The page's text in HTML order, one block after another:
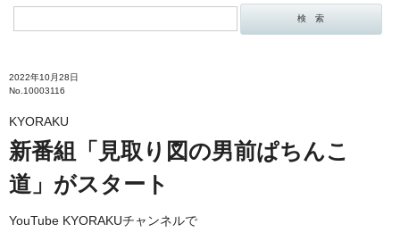
2022年10月28日
No.10003116
KYORAKU
新番組「見取り図の男前ぱちんこ
道」がスタート
YouTube KYORAKUチャンネルで